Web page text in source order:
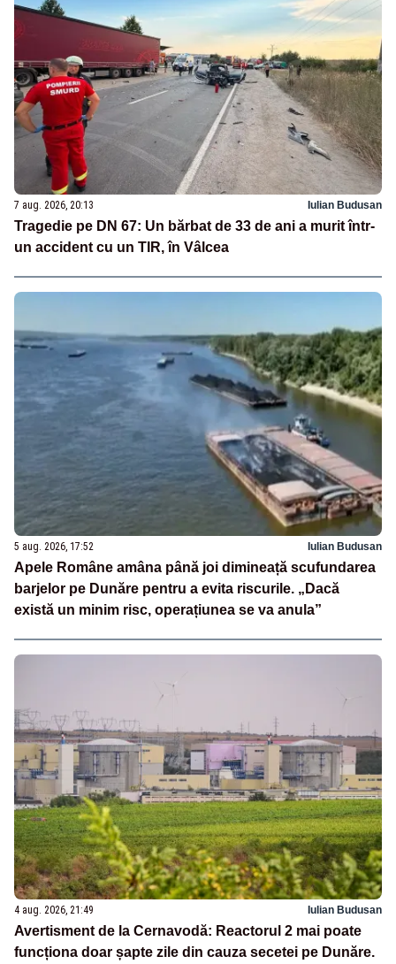
7 aug. 2026, 20:13 Iulian Budusan
Tragedie pe DN 67: Un bărbat de 33 de ani a murit într-
un accident cu un TIR, în Vâlcea
5 aug. 2026, 17:52 Iulian Budusan
Apele Române amâna până joi dimineață scufundarea
barjelor pe Dunăre pentru a evita riscurile. „Dacă
există un minim risc, operațiunea se va anula”
4 aug. 2026, 21:49 Iulian Budusan
Avertisment de la Cernavodă: Reactorul 2 mai poate
funcționa doar șapte zile din cauza secetei pe Dunăre.